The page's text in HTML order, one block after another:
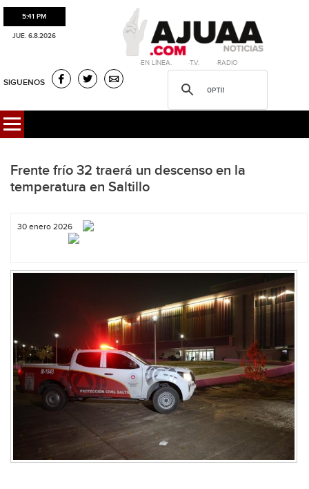
5:41 PM
JUE. 6.8.2026
·EN LÍNEA. ·T.V. ·RADIO
SIGUENOS
Frente frío 32 traerá un descenso en la
temperatura en Saltillo
30 enero 2026